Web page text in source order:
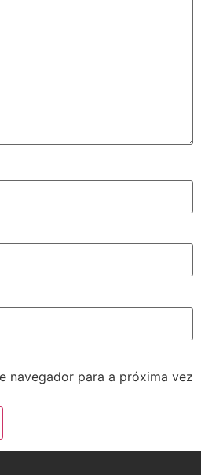
navegador para a próxima vez